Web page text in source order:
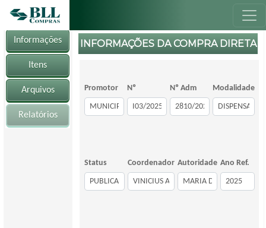
Informações
Itens
Arquivos
Relatórios
INFORMAÇÕES DA COMPRA DIRETA
Promotor Nº Nº Adm Modalidade
Status Coordenador Autoridade Ano Ref.